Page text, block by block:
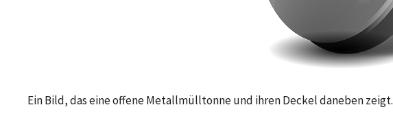
Ein Bild, das eine offene Metallmülltonne und ihren Deckel daneben zeigt.